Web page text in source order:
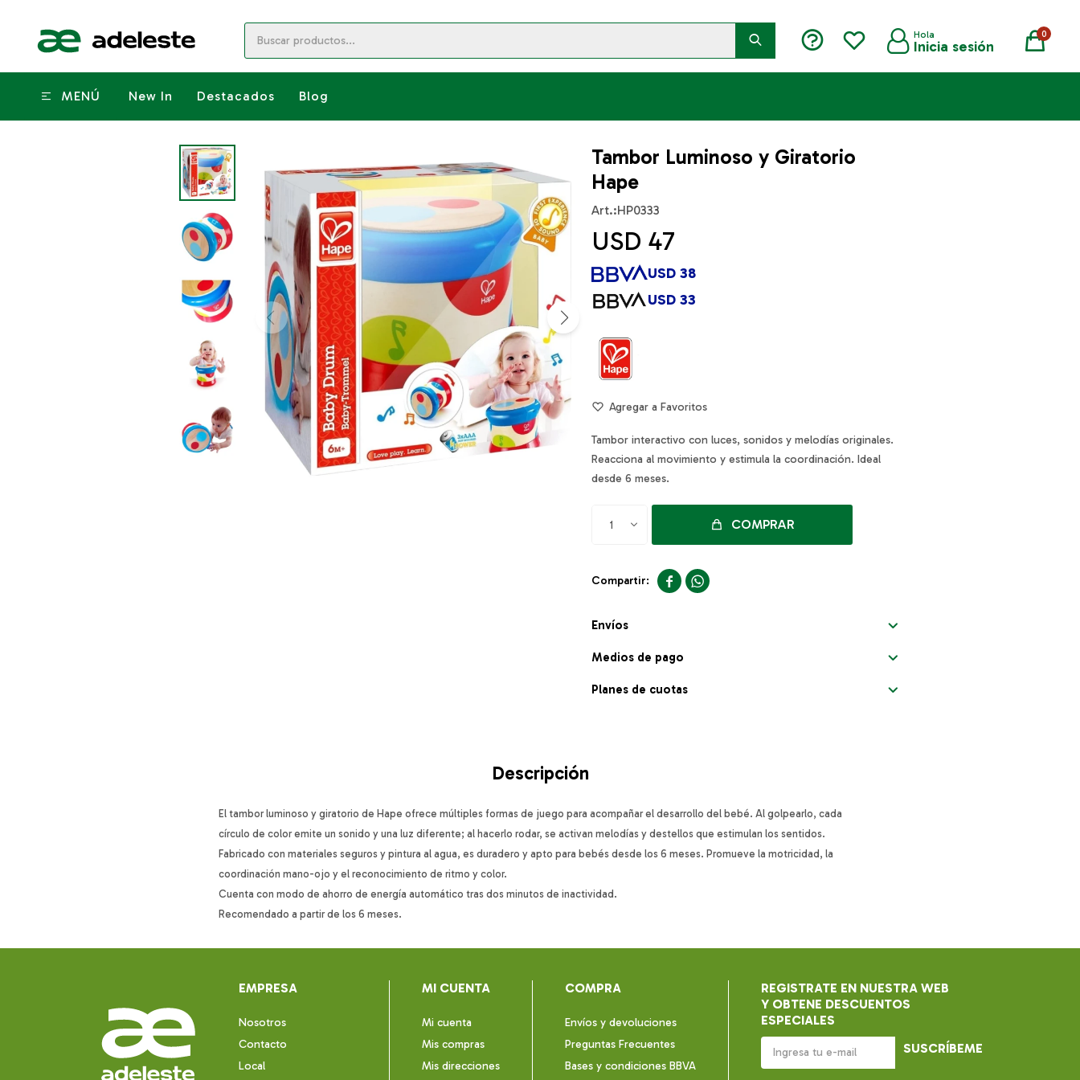
MENÚ New In Destacados Blog
0
Tambor Luminoso y Giratorio
Hape
HP0333
USD 47
USD 33
USD 38
Tambor interactivo con luces, sonidos y melodías originales.
Reacciona al movimiento y estimula la coordinación. Ideal
desde 6 meses.
1 COMPRAR
 
Envíos
Medios de pago
Planes de cuotas
Descripción
El tambor luminoso y giratorio de Hape ofrece múltiples formas de juego para acompañar el desarrollo del bebé. Al golpearlo, cada
círculo de color emite un sonido y una luz diferente; al hacerlo rodar, se activan melodías y destellos que estimulan los sentidos.
Fabricado con materiales seguros y pintura al agua, es duradero y apto para bebés desde los 6 meses. Promueve la motricidad, la
coordinación mano-ojo y el reconocimiento de ritmo y color.
Cuenta con modo de ahorro de energía automático tras dos minutos de inactividad.
Recomendado a partir de los 6 meses.
EMPRESA
Nosotros
Contacto
Local
MI CUENTA
Mi cuenta
Mis compras
Mis direcciones
COMPRA
Envíos y devoluciones
Preguntas Frecuentes
Bases y condiciones BBVA
REGISTRATE EN NUESTRA WEB
Y OBTENE DESCUENTOS
ESPECIALES
SUSCRÍBEME